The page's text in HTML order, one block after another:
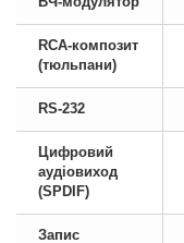
RCA-композит
(тюльпани)
RS-232
Цифровий
аудіовиход
(SPDIF)
Запис